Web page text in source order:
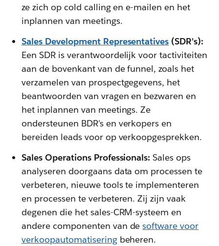
ze zich op cold calling en e-mailen en het
inplannen van meetings.
Sales Development Representatives (SDR's):
Een SDR is verantwoordelijk voor tactiviteiten
aan de bovenkant van de funnel, zoals het
verzamelen van prospectgegevens, het
beantwoorden van vragen en bezwaren en
het inplannen van meetings. Ze
ondersteunen BDR's en verkopers en
bereiden leads voor op verkoopgesprekken.
Sales Operations Professionals: Sales ops
analyseren doorgaans data om processen te
verbeteren, nieuwe tools te implementeren
en processen te verbeteren. Zij zijn vaak
degenen die het sales-CRM-systeem en
andere componenten van desoftware voor
verkoopautomatiseringbeheren.